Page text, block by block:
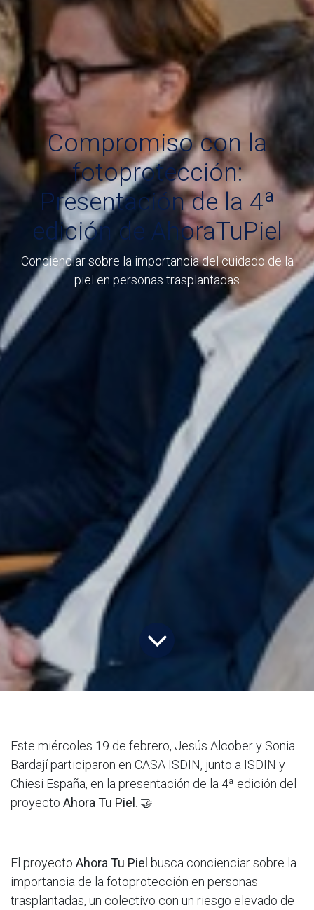
Compromiso con la
fotoprotección:
Presentación de la 4ª
edición de AhoraTuPiel
Concienciar sobre la importancia del cuidado de la
piel en personas trasplantadas
Este miércoles 19 de febrero, Jesús Alcober y Sonia
Bardají participaron en CASA ISDIN, junto a ISDIN y
Chiesi España, en la presentación de la 4ª edición del
proyecto Ahora Tu Piel . 🤝
El proyecto Ahora Tu Piel busca concienciar sobre la
importancia de la fotoprotección en personas
trasplantadas, un colectivo con un riesgo elevado de